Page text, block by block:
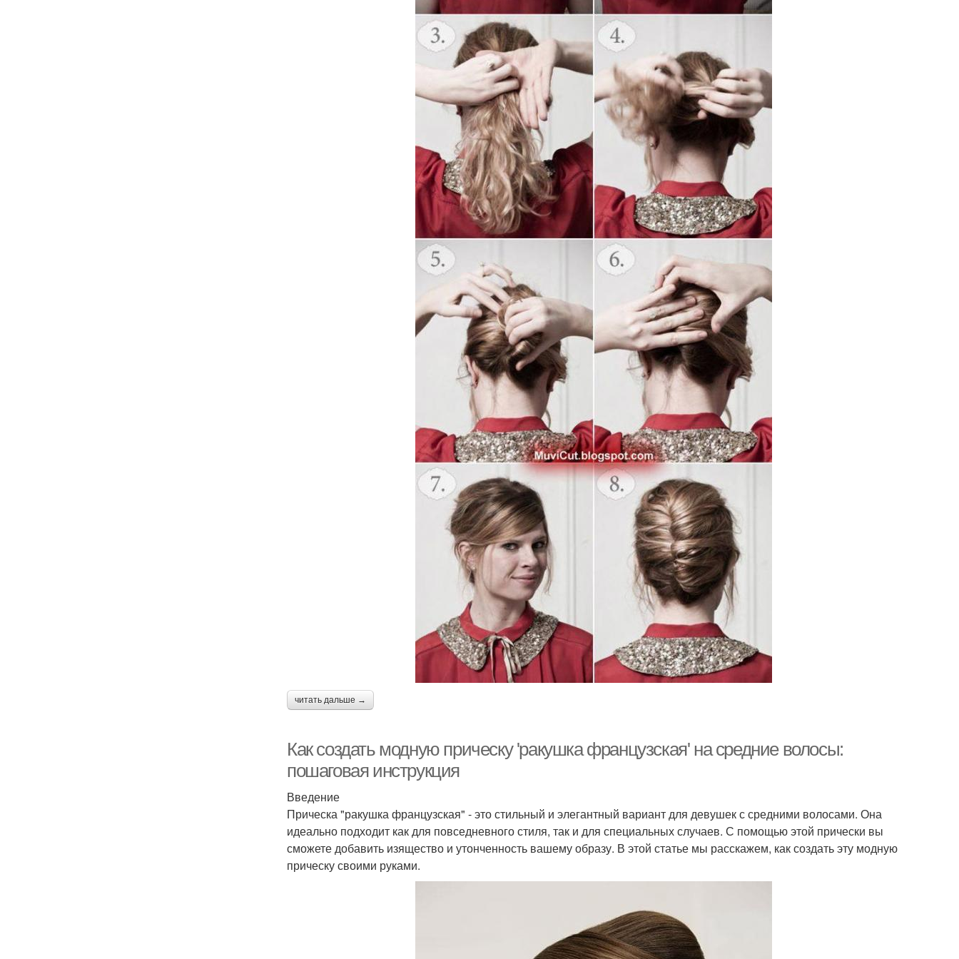
читать дальше →
Как создать модную прическу 'ракушка французская' на средние волосы:
пошаговая инструкция
Введение
Прическа "ракушка французская" - это стильный и элегантный вариант для девушек с средними волосами. Она
идеально подходит как для повседневного стиля, так и для специальных случаев. С помощью этой прически вы
сможете добавить изящество и утонченность вашему образу. В этой статье мы расскажем, как создать эту модную
прическу своими руками.